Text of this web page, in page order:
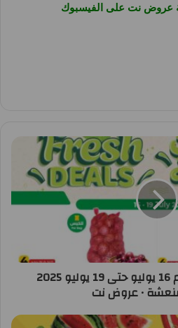
عروض نت على الفيسبوك
عروض لولو جدة اليوم 16 يوليو حتى 19 يوليو 2025
• عروض نت